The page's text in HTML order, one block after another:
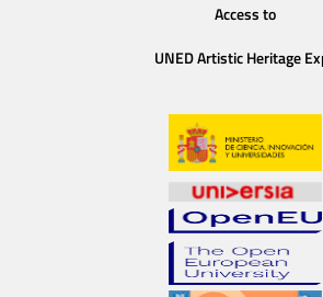
Access to
UNED Artistic Heritage